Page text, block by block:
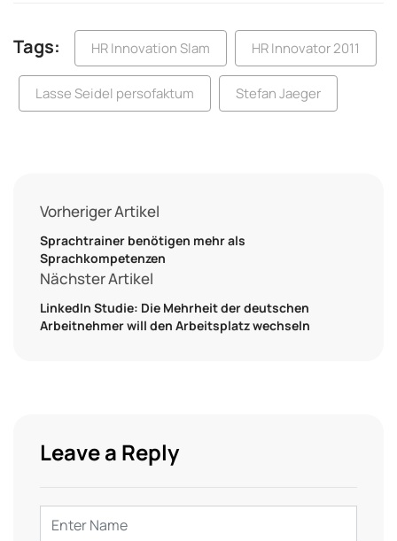
Tags: HR Innovation Slam HR Innovator 2011
Lasse Seidel persofaktum Stefan Jaeger
Vorheriger Artikel
Sprachtrainer benötigen mehr als
Sprachkompetenzen
Nächster Artikel
LinkedIn Studie: Die Mehrheit der deutschen
Arbeitnehmer will den Arbeitsplatz wechseln
Leave a Reply